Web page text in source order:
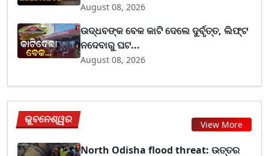
August 08, 2026
ଉଦ୍ଧବଙ୍କ ବେକ କାଟି ଦେଲେ ଦୁର୍ବୃତ୍ତ, ଲିଫ୍ଟ
ନଦେବାରୁ ଘଟ...
August 08, 2026
ଭୁବନେଶ୍ୱର View More
North Odisha flood threat: ଉତ୍ତର